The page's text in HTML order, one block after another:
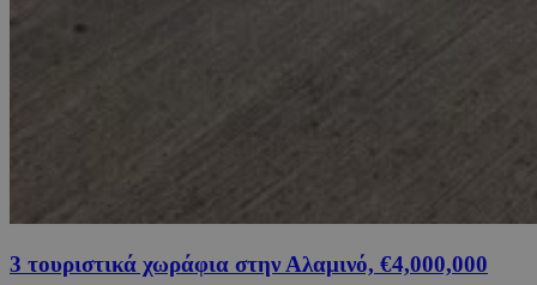
3 τουριστικά χωράφια στην Αλαμινό, €4,000,000